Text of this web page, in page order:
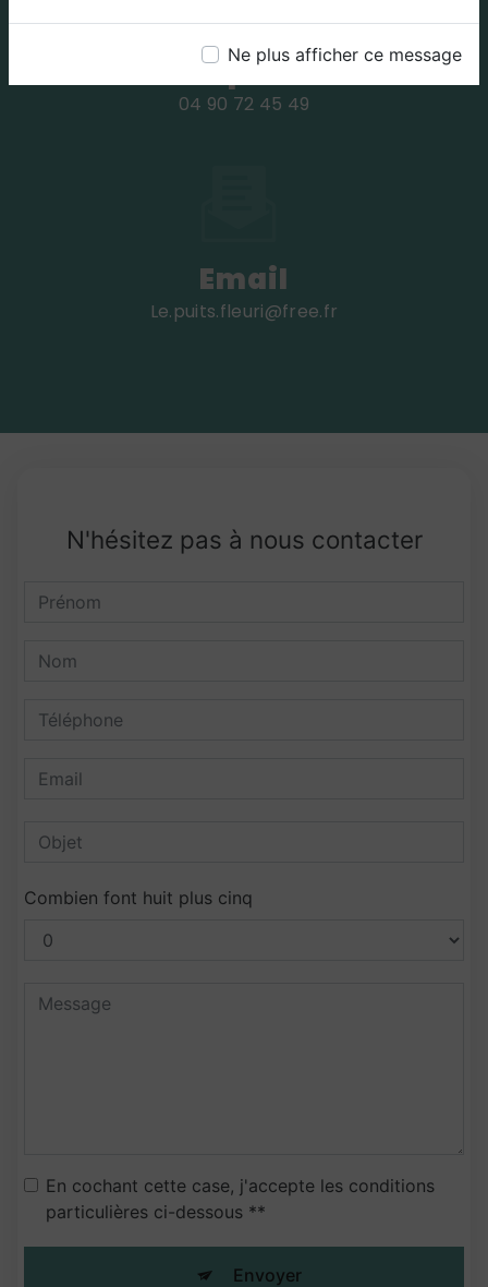
Ne plus afficher ce message
Téléphone
04 90 72 45 49
Email
le.puits.fleuri@free.fr
N'hésitez pas à nous contacter
Combien font huit plus cinq
En cochant cette case, j'accepte les conditions
particulières ci-dessous **
Envoyer